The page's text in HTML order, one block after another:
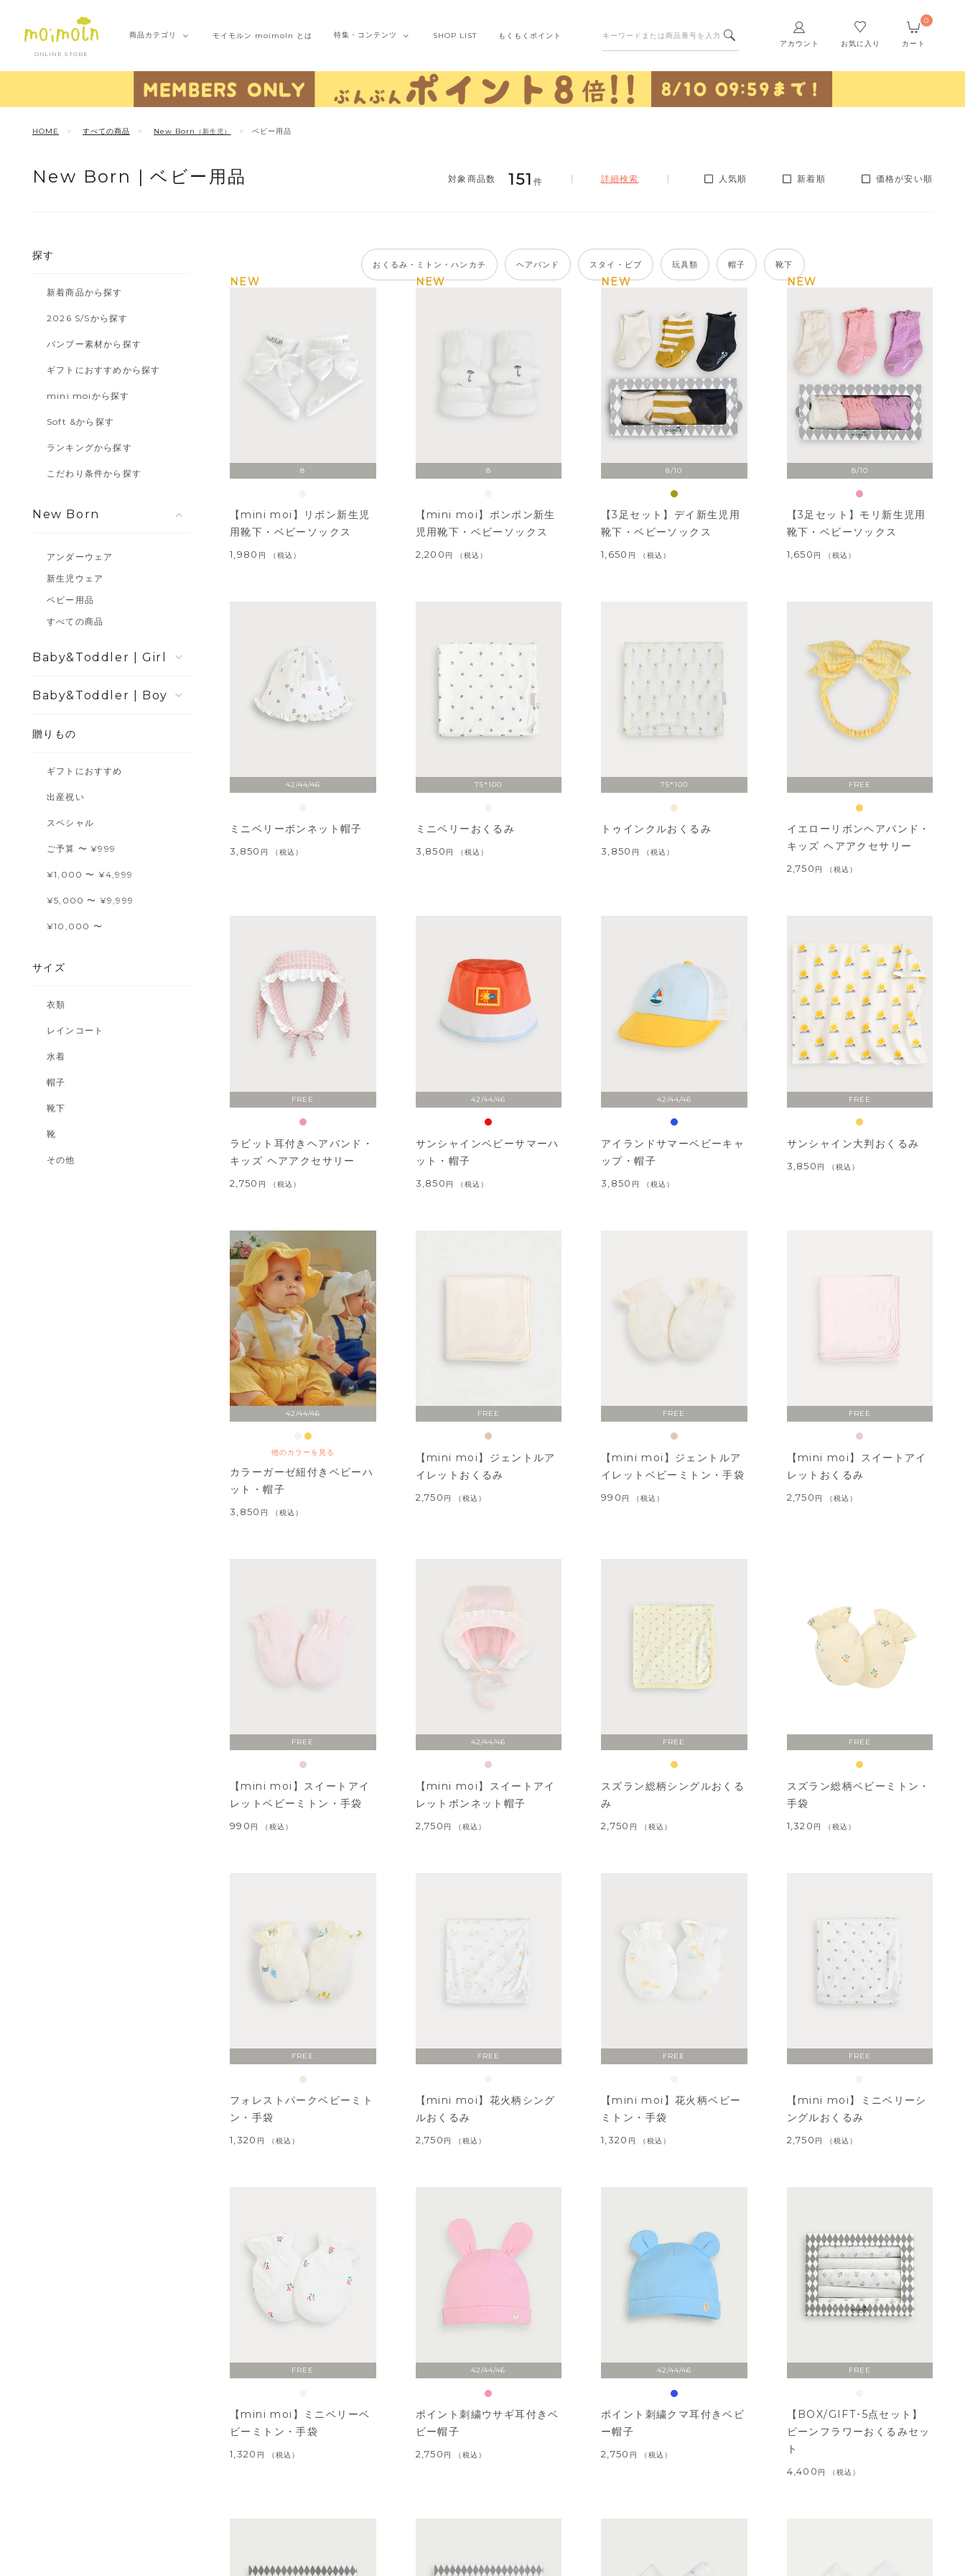
ONLINE STORE
アカウント お気に入り カート
0
商品カテゴリ モイモルン moimoln とは 特集・ コンテンツ SHOP LIST もくもくポイント
HOME すべての商品 New Born （新生児） ベビー用品
人気順 新着順 価格が安い順
151 件 詳細検索
New Born |ベビー用品
探す
新着商品から探す
2026 S/Sから探す
バンブー素材から探す
ギフトにおすすめから探す
mini moiから探す
Soft &から探す
ランキングから探す
こだわり条件から探す
New Born
アンダーウェア
新生児ウェア
ベビー用品
すべての商品
Girl
Boy
贈りもの
ギフトにおすすめ
出産祝い
スペシャル
ご予算 〜 ¥999
¥1,000 〜 ¥4,999
¥5,000 〜 ¥9,999
¥10,000 〜
サイズ
衣類
レインコート
水着
帽子
靴下
靴
その他
おくるみ・ミトン・ハンカチ ヘアバンド スタイ・ビブ 玩具類 帽子 靴下
8
NEW
【mini moi】リボン新生児
用靴下・ベビーソックス
1,980 税込
8
NEW
【mini moi】ポンポン新生
児用靴下・ベビーソックス
2,200 税込
8/10
NEW
【3足セット】デイ新生児用
靴下・ベビーソックス
1,650 税込
8/10
NEW
【3足セット】モリ新生児用
靴下・ベビーソックス
1,650 税込
42/44/46
ミニベリーボンネット帽子
3,850 税込
75*100
ミニベリーおくるみ
3,850 税込
75*100
トゥインクルおくるみ
3,850 税込
FREE
イエローリボンヘアバンド・
キッズ ヘアアクセサリー
2,750 税込
FREE
ラビット耳付きヘアバンド・
キッズ ヘアアクセサリー
2,750 税込
42/44/46
サンシャインベビーサマーハ
ット・帽子
3,850 税込
42/44/46
アイランドサマーベビーキャ
ップ・帽子
3,850 税込
FREE
サンシャイン大判おくるみ
3,850 税込
42/44/46
他のカラーを見る
カラーガーゼ紐付きベビーハ
ット・帽子
3,850 税込
FREE
【mini moi】ジェントルア
イレットおくるみ
2,750 税込
FREE
【mini moi】ジェントルア
イレットベビーミトン・手袋
990 税込
FREE
【mini moi】スイートアイ
レットおくるみ
2,750 税込
FREE
【mini moi】スイートアイ
レットベビーミトン・手袋
990 税込
42/44/46
【mini moi】スイートアイ
レットボンネット帽子
2,750 税込
FREE
スズラン総柄シングルおくる
み
2,750 税込
FREE
スズラン総柄ベビーミトン・
手袋
1,320 税込
FREE
フォレストパークベビーミト
ン・手袋
1,320 税込
FREE
【mini moi】花火柄シング
ルおくるみ
2,750 税込
FREE
【mini moi】花火柄ベビー
ミトン・手袋
1,320 税込
FREE
【mini moi】ミニベリーシ
ングルおくるみ
2,750 税込
FREE
【mini moi】ミニベリーベ
ビーミトン・手袋
1,320 税込
42/44/46
ポイント刺繍ウサギ耳付きベ
ビー帽子
2,750 税込
42/44/46
ポイント刺繍クマ耳付きベビ
ー帽子
2,750 税込
FREE
【BOX/GIFT･5点セット】
ビーンフラワーおくるみセッ
ト
4,400 税込